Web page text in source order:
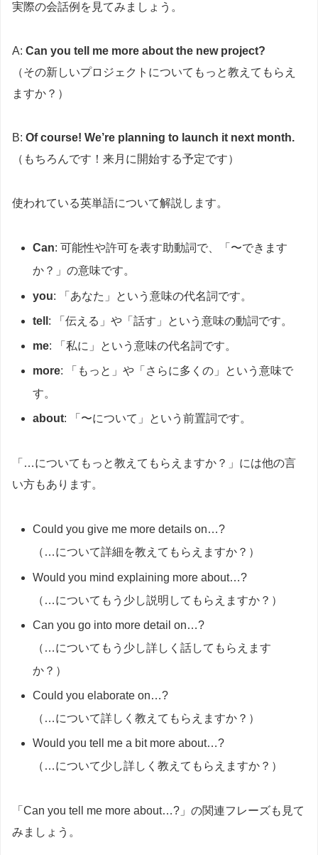
実際の会話例を見てみましょう。
A: Can you tell me more about the new project?
（その新しいプロジェクトについてもっと教えてもらえ
ますか？）
B: Of course! We’re planning to launch it next month.
（もちろんです！来月に開始する予定です）
使われている英単語について解説します。
Can: 可能性や許可を表す助動詞で、「〜できます
か？」の意味です。
you: 「あなた」という意味の代名詞です。
tell : 「伝える」や「話す」という意味の動詞です。
me: 「私に」という意味の代名詞です。
more: 「もっと」や「さらに多くの」という意味で
す。
about: 「〜について」という前置詞です。
「…についてもっと教えてもらえますか？」には他の言
い方もあります。
Could you give me more details on…?
（…について詳細を教えてもらえますか？）
Would you mind explaining more about…?
（…についてもう少し説明してもらえますか？）
Can you go into more detail on…?
（…についてもう少し詳しく話してもらえます
か？）
Could you elaborate on…?
（…について詳しく教えてもらえますか？）
Would you tell me a bit more about…?
（…について少し詳しく教えてもらえますか？）
「Can you tell me more about…?」の関連フレーズも見て
みましょう。